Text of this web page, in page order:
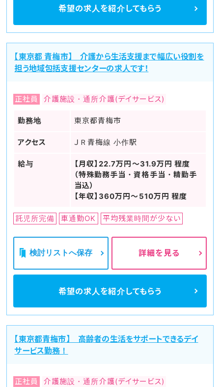
希望の求人を紹介してもらう
【東京都 青梅市】 介護から生活支援まで幅広い役割を
担う地域包括支援センターの求人です！
正社員 介護施設・通所介護(デイサービス)
勤務地 東京都青梅市
アクセス ＪＲ青梅線 小作駅
給与
【月収】22.7万円～31.9万円 程度
（特殊勤務手当・資格手当・精勤手
当込）
【年収】360万円～510万円 程度
託児所完備 車通勤OK 平均残業時間が少ない
検討リストへ保存 詳細を見る
希望の求人を紹介してもらう
【東京都青梅市】 高齢者の生活をサポートできるデイ
サービス勤務！
正社員 介護施設・通所介護(デイサービス)